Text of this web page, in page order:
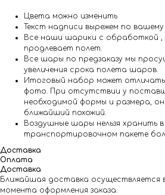
Цвета можно изменить
Текст надписи вырежем по
Все наши шарики с обработкой ,
продлевает полет.
Все шары по предзаказу мы
увеличения срока полета шаров.
Итоговый набор может
фото. При отсутствии у
необходимой формы и размера, он
ближайший похожий.
Воздушные шары нельзя хранить в
транспортировочном пакете
Доставка
Оплата
Доставка
Ближайшая доставка осуществляется
момента оформления заказа.